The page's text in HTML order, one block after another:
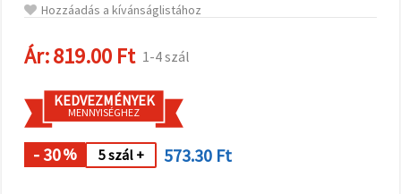
Beállításokban
preferenciáit
az adott
kiválasztásával
és a
"Mentés"
gombra
kattintva.
Hozzáadás a kívánságlistához
Ár:819.00 Ft 1-4 szál
KEDVEZMÉNYEK
MENNYISÉGHEZ
- 30% 5 szál + 573.30 Ft